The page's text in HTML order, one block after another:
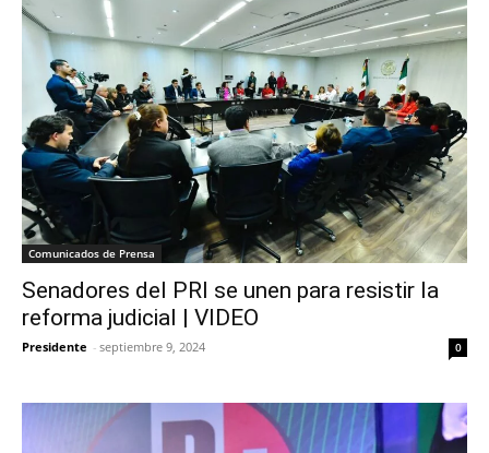
Comunicados de Prensa
Senadores del PRI se unen para resistir la
reforma judicial | VIDEO
Presidente - septiembre 9, 2024 0